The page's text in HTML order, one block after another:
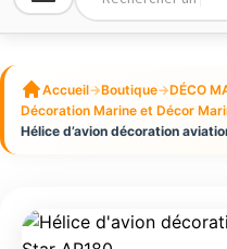
Accueil→Boutique→DÉCO
Décoration Marine et Décor
Hélice d’avion décoration